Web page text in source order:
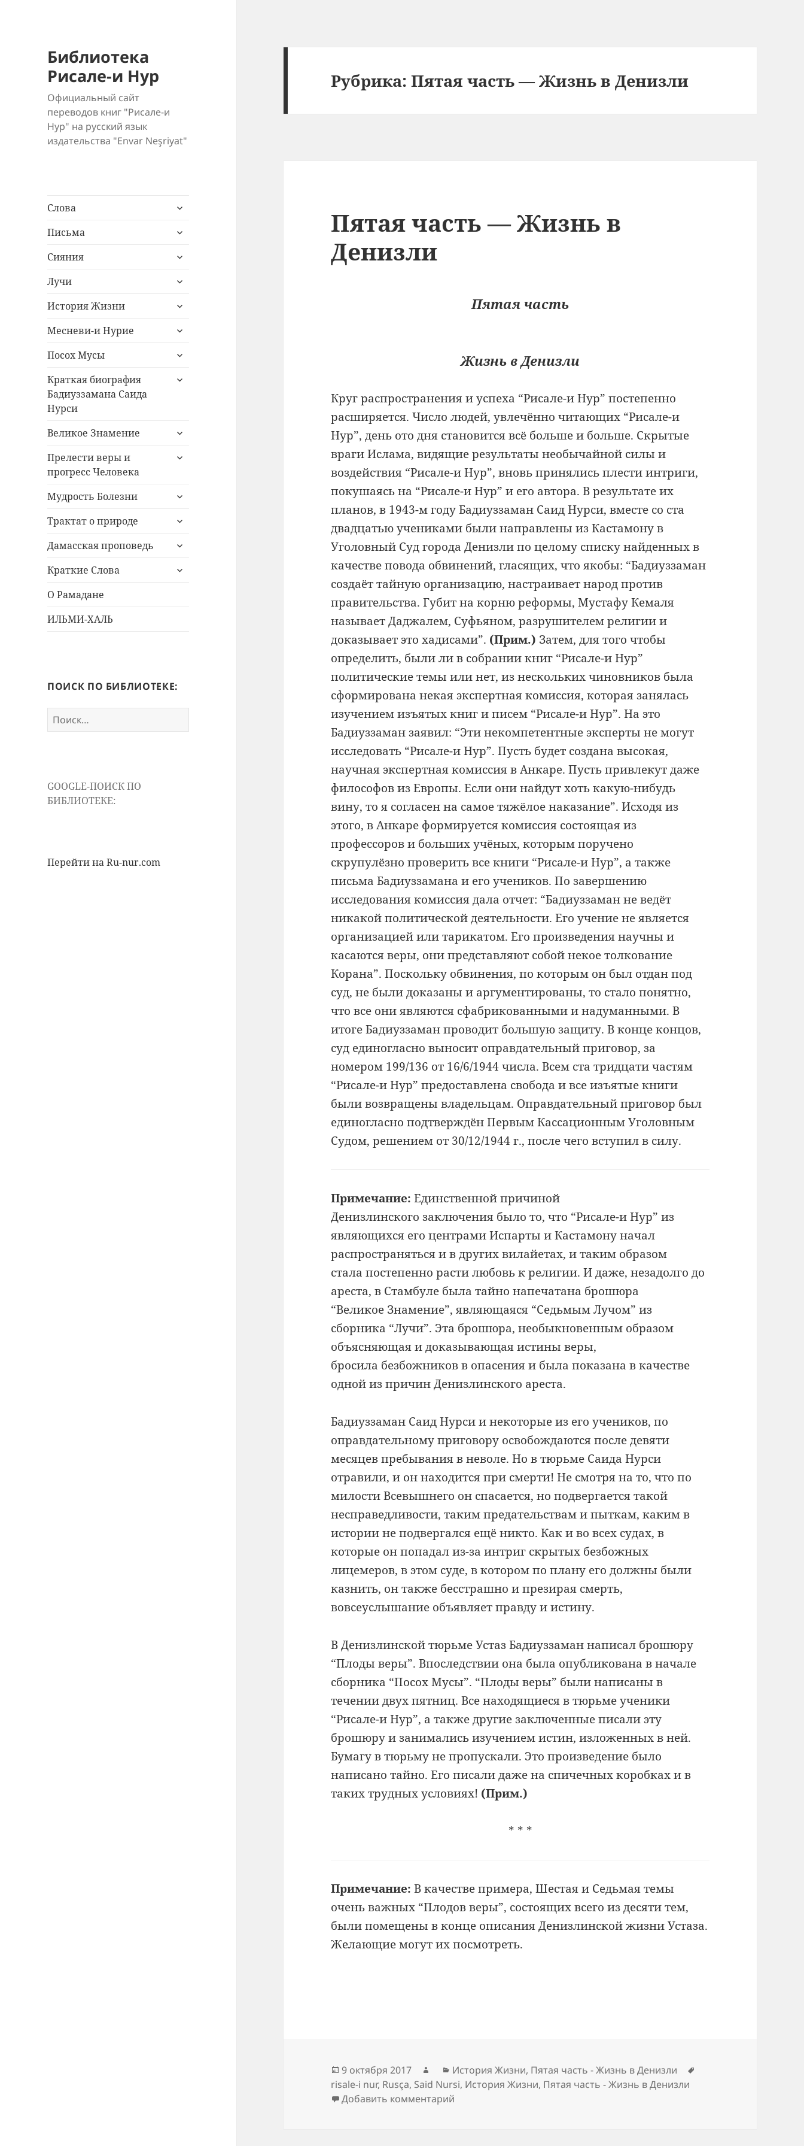
Библиотека
Рисале-и Нур
Официальный сайт
переводов книг "Рисале-и
Нур" на русский язык
издательства "Envar Neşriyat"
Слова
раскрыть
меню
Письма
раскрыть
меню
Сияния
раскрыть
меню
Лучи
раскрыть
меню
История Жизни
раскрыть
меню
Месневи-и Нурие
раскрыть
меню
Посох Мусы
раскрыть
меню
Краткая биография
Бадиуззамана Саида
Нурси
раскрыть
Великое Знамение
раскрыть
меню
Прелести веры и
прогресс Человека
раскрыть
Мудрость Болезни
раскрыть
меню
Трактат о природе
раскрыть
меню
Дамасская проповедь
раскрыть
меню
Краткие Слова
раскрыть
О Рамадане
ИЛЬМИ-ХАЛЬ
ПОИСК ПО БИБЛИОТЕКЕ:
Найти:
GOOGLE-ПОИСК ПО
БИБЛИОТЕКЕ:
Перейти на Ru-nur.com
Рубрика:Пятая часть — Жизнь в Денизли
Пятая часть — Жизнь в
Денизли
Пятая часть
Жизнь в Денизли
Круг распространения и успеха “Рисале-и Нур” постепенно
расширяется. Число людей, увлечённо читающих “Рисале-и
Нур”, день ото дня становится всё больше и больше. Скрытые
враги Ислама, видящие результаты необычайной силы и
воздействия “Рисале-и Нур”, вновь принялись плести интриги,
покушаясь на “Рисале-и Нур” и его автора. В результате их
планов, в 1943-м году Бадиуззаман Саид Нурси, вместе со ста
двадцатью учениками были направлены из Кастамону в
Уголовный Суд города Денизли по целому списку найденных в
качестве повода обвинений, гласящих, что якобы: “Бадиуззаман
создаёт тайную организацию, настраивает народ против
правительства. Губит на корню реформы, Мустафу Кемаля
называет Даджалем, Суфьяном, разрушителем религии и
доказывает это хадисами”. (Прим.) Затем, для того чтобы
определить, были ли в собрании книг “Рисале-и Нур”
политические темы или нет, из нескольких чиновников была
сформирована некая экспертная комиссия, которая занялась
изучением изъятых книг и писем “Рисале-и Нур”. На это
Бадиуззаман заявил: “Эти некомпетентные эксперты не могут
исследовать “Рисале-и Нур”. Пусть будет создана высокая,
научная экспертная комиссия в Анкаре. Пусть привлекут даже
философов из Европы. Если они найдут хоть какую-нибудь
вину, то я согласен на самое тяжёлое наказание”. Исходя из
этого, в Анкаре формируется комиссия состоящая из
профессоров и больших учёных, которым поручено
скрупулёзно проверить все книги “Рисале-и Нур”, а также
письма Бадиуззамана и его учеников. По завершению
исследования комиссия дала отчет: “Бадиуззаман не ведёт
никакой политической деятельности. Его учение не является
организацией или тарикатом. Его произведения научны и
касаются веры, они представляют собой некое толкование
Корана”. Поскольку обвинения, по которым он был отдан под
суд, не были доказаны и аргументированы, то стало понятно,
что все они являются сфабрикованными и надуманными. В
итоге Бадиуззаман проводит большую защиту. В конце концов,
суд единогласно выносит оправдательный приговор, за
номером 199/136 от 16/6/1944 числа. Всем ста тридцати частям
“Рисале-и Нур” предоставлена свобода и все изъятые книги
были возвращены владельцам. Оправдательный приговор был
единогласно подтверждён Первым Кассационным Уголовным
Судом, решением от 30/12/1944 г., после чего вступил в силу.
Примечание: Единственной причиной
Денизлинскогозаключения было то, что “Рисале-и Нур”из
являющихся его центрами Испарты иКастамону начал
распространяться и вдругих вилайетах, и таким образом
сталапостепенно расти любовь к религии. Идаже, незадолго до
ареста, в Стамбуле была тайно напечатана брошюра
“Великое Знамение”, являющаяся “Седьмым Лучом”из
сборника “Лучи”. Эта брошюра,необыкновенным образом
объясняющая идоказывающая истины веры,
бросила безбожников в опасения и была показанав качестве
одной из причин Денизлинского ареста.
Бадиуззаман Саид Нурси и некоторые из его учеников, по
оправдательному приговору освобождаются после девяти
месяцев пребывания в неволе. Но в тюрьме Саида Нурси
отравили, и он находится при смерти! Не смотря на то, что по
милости Всевышнего он спасается, но подвергается такой
несправедливости, таким предательствам и пыткам, каким в
истории не подвергался ещё никто. Как и во всех судах, в
которые он попадал из-за интриг скрытых безбожных
лицемеров, в этом суде, в котором по плану его должны были
казнить, он также бесстрашно и презирая смерть,
вовсеуслышание объявляет правду и истину.
В Денизлинской тюрьме Устаз Бадиуззаман написал брошюру
“Плоды веры”. Впоследствии она была опубликована в начале
сборника “Посох Мусы”. “Плоды веры” были написаны в
течении двух пятниц. Все находящиеся в тюрьме ученики
“Рисале-и Нур”, а также другие заключенные писали эту
брошюру и занимались изучением истин, изложенных в ней.
Бумагу в тюрьму не пропускали. Это произведение было
написано тайно. Его писали даже на спичечных коробках и в
таких трудных условиях! (Прим.)
* * *
Примечание: В качестве примера, Шестая и Седьмаятемы
очень важных “Плодов веры”, состоящих всего из десяти тем,
былипомещены в конце описания Денизлинскойжизни Устаза.
Желающие могут ихпосмотреть.
Опубликовано
9 октября 2017 АвторРубрики
История Жизни, Пятая часть - Жизнь в Денизли
risale-i nur, Rusça, Said Nursi, История Жизни, Пятая часть - Жизнь в Денизли
Добавить комментарий